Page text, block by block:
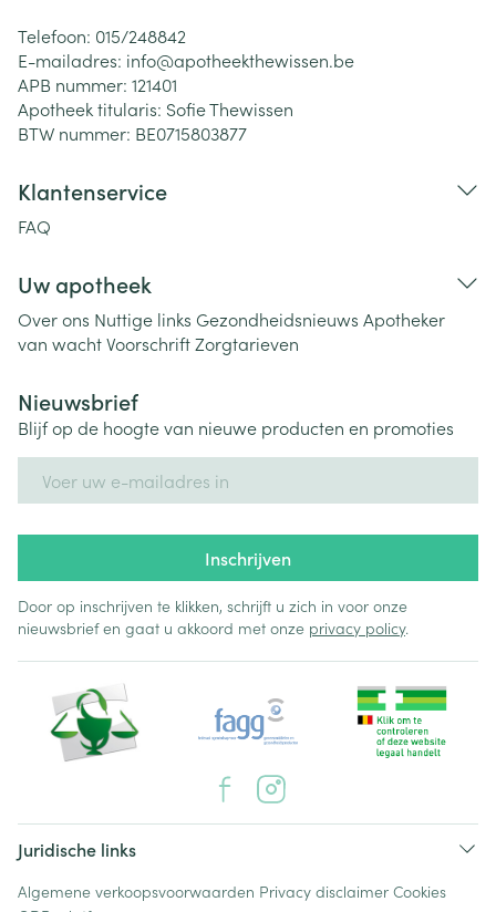
Telefoon: 015/248842
E-mailadres: info@apotheekthewissen.be
APB nummer: 121401
Apotheek titularis: Sofie Thewissen
BTW nummer: BE0715803877
Klantenservice
FAQ
Uw apotheek
Over ons Nuttige links Gezondheidsnieuws Apotheker
van wachtVoorschriftZorgtarieven
Nieuwsbrief
Blijf op de hoogte van nieuwe producten en promoties
Inschrijven
Door op inschrijven te klikken, schrijft u zich in voor onze
nieuwsbrief en gaat u akkoord met onze privacy policy.
Juridische links
Algemene verkoopsvoorwaarden Privacy disclaimer Cookies